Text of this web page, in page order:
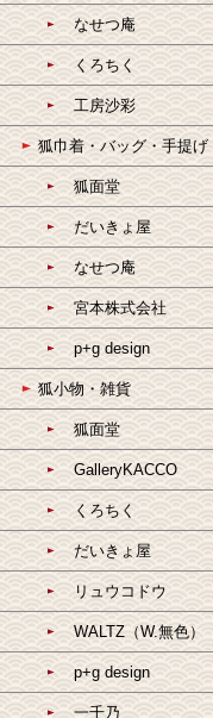
なせつ庵
くろちく
工房沙彩
狐巾着・バッグ・手提げ
狐面堂
だいきょ屋
なせつ庵
宮本株式会社
p+g design
狐小物・雑貨
狐面堂
GalleryKACCO
くろちく
だいきょ屋
リュウコドウ
WALTZ（W.無色）
p+g design
一千乃